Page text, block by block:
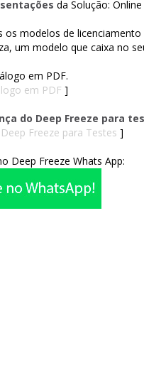
da Solução:
os modelos de licenciamento
um modelo que caixa no
em PDF.
em PDF ]
do Deep Freeze para
Freeze para Testes ]
Deep Freeze Whats App: